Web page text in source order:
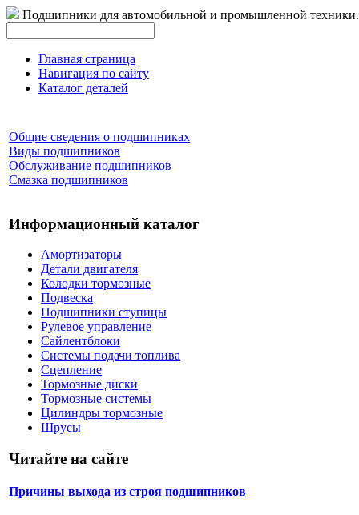
Подшипники для автомобильной и промышленной техники.
Главная страница
Навигация по сайту
Каталог деталей
Общие сведения о подшипниках
Виды подшипников
Обслуживание подшипников
Смазка подшипников
Информационный каталог
Амортизаторы
Детали двигателя
Колодки тормозные
Подвеска
Подшипники ступицы
Рулевое управление
Сайлентблоки
Системы подачи топлива
Сцепление
Тормозные диски
Тормозные системы
Цилиндры тормозные
Шрусы
Читайте на сайте
Причины выхода из строя подшипников